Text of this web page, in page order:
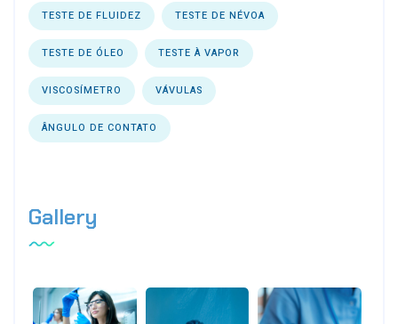
TESTE DE FLUIDEZ TESTE DE NÉVOA
TESTE DE ÓLEO TESTE À VAPOR
VISCOSÍMETRO VÁVULAS
ÂNGULO DE CONTATO
Gallery